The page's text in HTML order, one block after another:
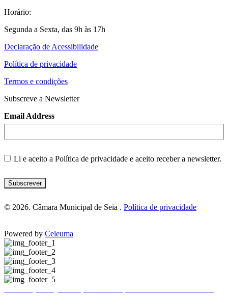
Horário:
Segunda a Sexta, das 9h às 17h
Declaração de Acessibilidade
Política de privacidade
Termos e condições
Subscreve a Newsletter
Email Address
Li e aceito a Política de privacidade e aceito receber a newsletter.
Subscrever
© 2026. Câmara Municipal de Seia . Política de privacidade
Powered by Celeuma